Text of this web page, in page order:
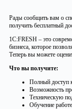
Рады сообщить вам о
получить бесплатный
1С:FRESH – это
бизнеса, которое
Теперь вы можете
Что вы получите:
Полный доступ
Возможность
Техническую
Обучение